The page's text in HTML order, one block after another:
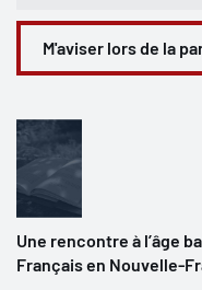
M'aviser lors de la
Une rencontre à l’âge
Français en Nouvelle-